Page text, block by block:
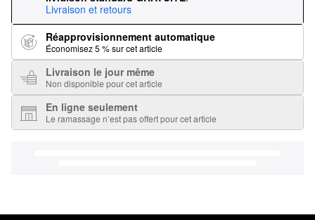
Livraison et retours
Réapprovisionnement automatique
Économisez 5 % sur cet article
Livraison le jour même
Non disponible pour cet article
En ligne seulement
Le ramassage n’est pas offert pour cet article